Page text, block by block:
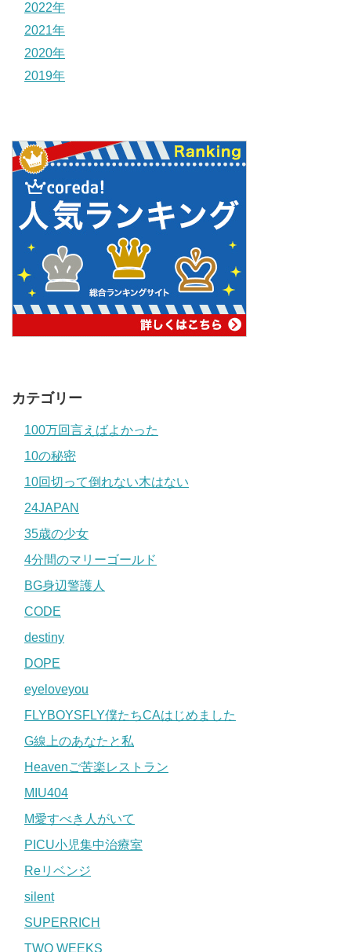
2022年
2021年
2020年
2019年
カテゴリー
100万回言えばよかった
10の秘密
10回切って倒れない木はない
24JAPAN
35歳の少女
4分間のマリーゴールド
BG身辺警護人
CODE
destiny
DOPE
eyeloveyou
FLYBOYSFLY僕たちCAはじめました
G線上のあなたと私
Heavenご苦楽レストラン
MIU404
M愛すべき人がいて
PICU小児集中治療室
Reリベンジ
silent
SUPERRICH
TWO WEEKS